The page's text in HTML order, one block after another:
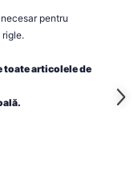
pentru
toate articolele de